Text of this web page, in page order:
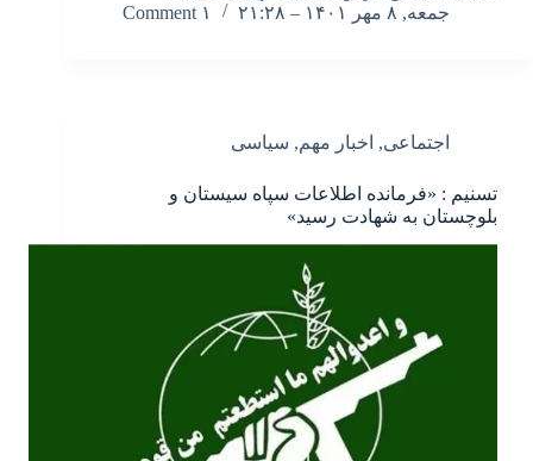
جمعه, ۸ مهر ۱۴۰۱ – ۲۱:۲۸
۱ Comment
اجتماعی, اخبار مهم, سیاسی
تسنیم : «فرمانده اطلاعات سپاه سیستان و
بلوچستان به شهادت رسید»